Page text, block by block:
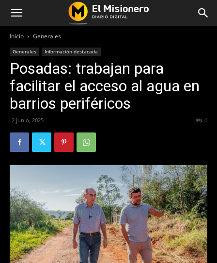
Inicio Generales
Generales Información destacada
Posadas: trabajan para
facilitar el acceso al agua en
barrios periféricos
2 junio, 2025 0